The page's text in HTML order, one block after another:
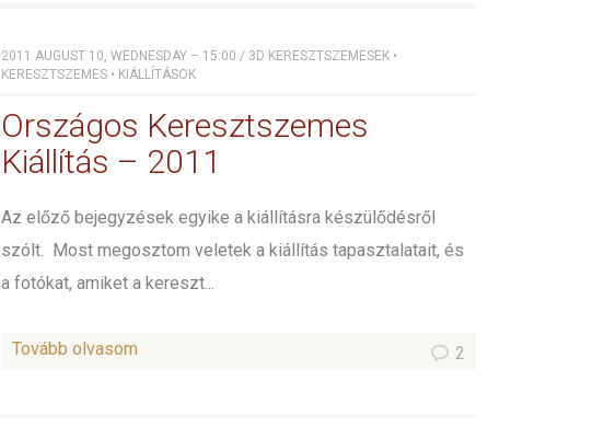
2011 AUGUST 10, WEDNESDAY – 15:00 / 3D KERESZTSZEMESEK •
KERESZTSZEMES • KIÁLLÍTÁSOK
Országos Keresztszemes
Kiállítás – 2011
Az előző bejegyzések egyike a kiállításra készülődésről
szólt. Most megosztom veletek a kiállítás tapasztalatait, és
a fotókat, amiket a kereszt...
Tovább olvasom 2